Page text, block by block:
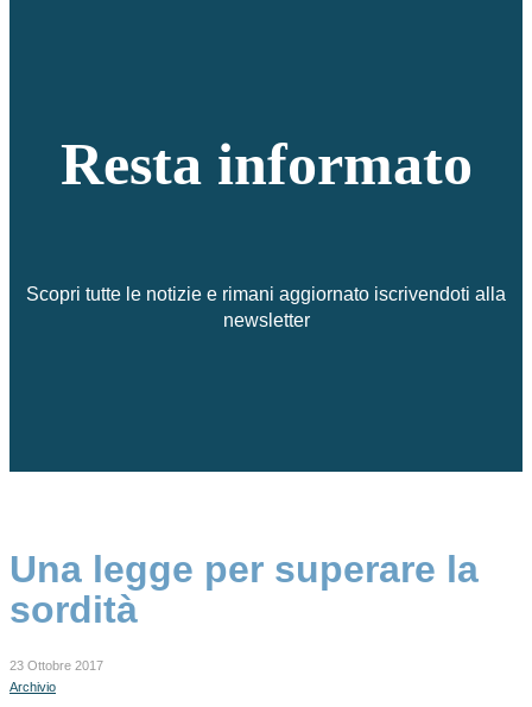
Resta informato
Scopri tutte le notizie e rimani aggiornato iscrivendoti alla
newsletter
Una legge per superare la
sordità
23 Ottobre 2017
Archivio